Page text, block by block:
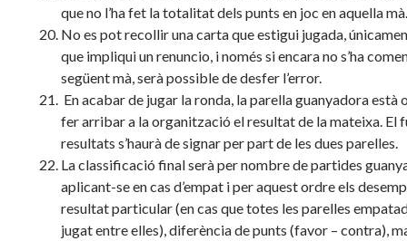
que no l’ha fet la totalitat dels punts en joc en aquella mà.
No es pot recollir una carta que estigui jugada,
que impliqui un renuncio, i només si encara no s’ha
següent mà, serà possible de desfer l’error.
En acabar de jugar la ronda, la parella guanyadora està
fer arribar a la organització el resultat de la mateixa. El
resultats s’haurà de signar per part de les dues parelles.
La classificació final serà per nombre de partides
aplicant-se en cas d’empat i per aquest ordre els
resultat particular (en cas que totes les parelles
jugat entre elles), diferència de punts (favor – contra),